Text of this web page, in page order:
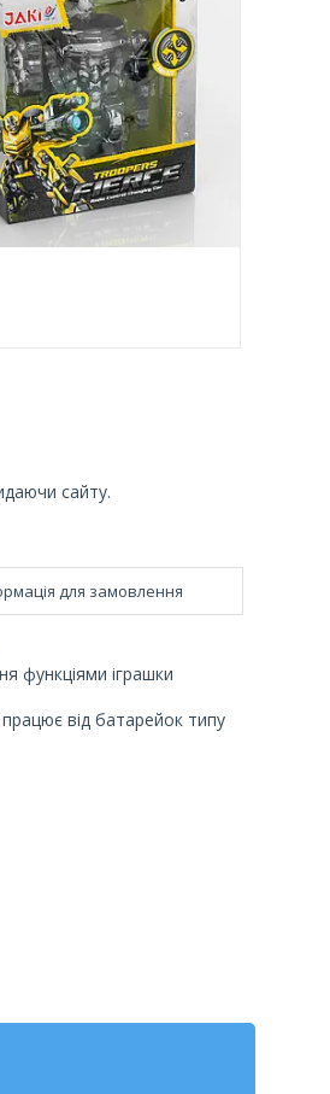
сайту.
для замовлення
функціями іграшки
від батарейок типу